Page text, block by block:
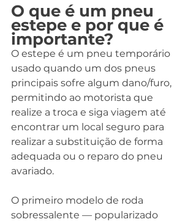
O que é um pneu
estepe e por que é
importante?
O estepe é um pneu temporário
usado quando um dos pneus
principais sofre algum dano/furo,
permitindo ao motorista que
realize a troca e siga viagem até
encontrar um local seguro para
realizar a substituição de forma
adequada ou o reparo do pneu
avariado.
O primeiro modelo de roda
sobressalente — popularizado